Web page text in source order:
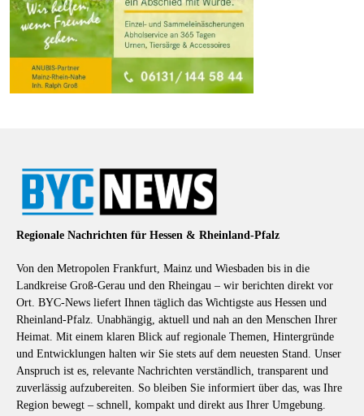
Regionale Nachrichten für Hessen & Rheinland-Pfalz
Von den Metropolen Frankfurt, Mainz und Wiesbaden bis in die
Landkreise Groß-Gerau und den Rheingau – wir berichten direkt vor
Ort. BYC-News liefert Ihnen täglich das Wichtigste aus Hessen und
Rheinland-Pfalz. Unabhängig, aktuell und nah an den Menschen Ihrer
Heimat. Mit einem klaren Blick auf regionale Themen, Hintergründe
und Entwicklungen halten wir Sie stets auf dem neuesten Stand. Unser
Anspruch ist es, relevante Nachrichten verständlich, transparent und
zuverlässig aufzubereiten. So bleiben Sie informiert über das, was Ihre
Region bewegt – schnell, kompakt und direkt aus Ihrer Umgebung.